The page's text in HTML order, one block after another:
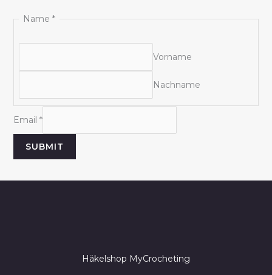
Name*
Vorname
Nachname
E
m
l
Email *
SUBMIT
Häkelshop MyCrocheting